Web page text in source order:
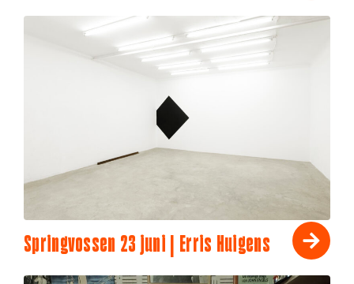
Springvossen 23 juni | Erris Huigens